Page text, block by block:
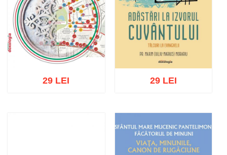
29 LEI
Adaugă în coș Wishlist
29 LEI